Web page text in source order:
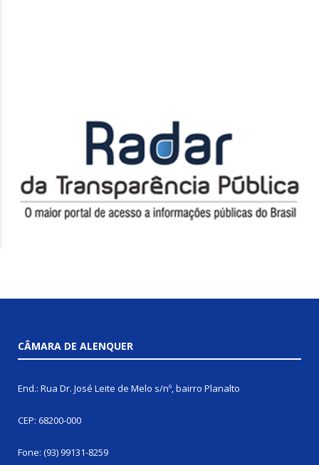
CÂMARA DE ALENQUER
End.: Rua Dr. José Leite de Melo s/nº, bairro Planalto
CEP: 68200-000
Fone: (93) 99131-8259